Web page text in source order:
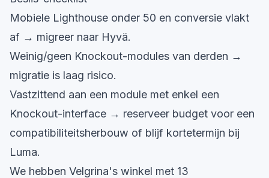
Mobiele Lighthouse onder 50 en conversie vlakt
af → migreer naar Hyvä.
Weinig/geen Knockout-modules van derden →
migratie is laag risico.
Vastzittend aan een module met enkel een
Knockout-interface → reserveer budget voor een
compatibiliteitsherbouw of blijf kortetermijn bij
Luma.
We hebben Velgrina's winkel met 13